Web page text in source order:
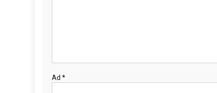
Ad *